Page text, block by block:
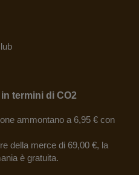
termini di CO2
ammontano a 6,95 € con
della merce di 69,00 €, la
è gratuita.